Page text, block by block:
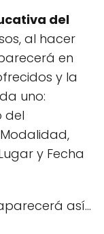
del
al hacer
en
y la
uno:
del
y Fecha
así…